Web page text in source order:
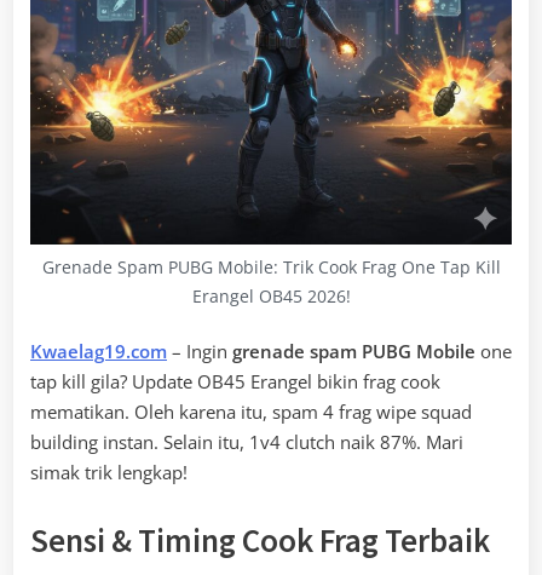
Grenade Spam PUBG Mobile: Trik Cook Frag One Tap Kill
Erangel OB45 2026!
Kwaelag19.com – Ingin grenade spam PUBG Mobile one
tap kill gila? Update OB45 Erangel bikin frag cook
mematikan. Oleh karena itu, spam 4 frag wipe squad
building instan. Selain itu, 1v4 clutch naik 87%. Mari
simak trik lengkap!
Sensi & Timing Cook Frag Terbaik